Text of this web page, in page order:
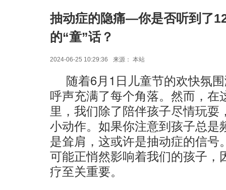
抽动症的隐痛—你是否听到了
的“童”话？
2024-06-25 10:29:36 来源： 本站
随着6月1日儿童节的欢快氛
呼声充满了每个角落。然而，
里，我们除了陪伴孩子尽情玩
小动作。如果你注意到孩子总
是耸肩，这或许是抽动症的信
可能正悄然影响着我们的孩子
疗至关重要。